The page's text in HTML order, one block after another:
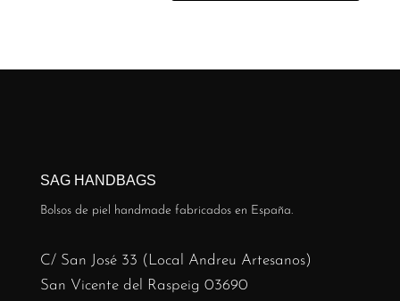
SAG HANDBAGS
Bolsos de piel handmade fabricados en España.
C/ San José 33 (Local Andreu Artesanos)
San Vicente del Raspeig 03690